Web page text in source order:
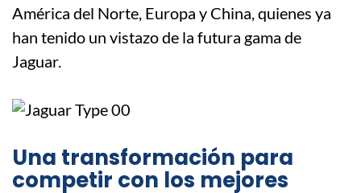
América del Norte, Europa y China, quienes ya
han tenido un vistazo de la futura gama de
Jaguar.
Una transformación para
competir con los mejores